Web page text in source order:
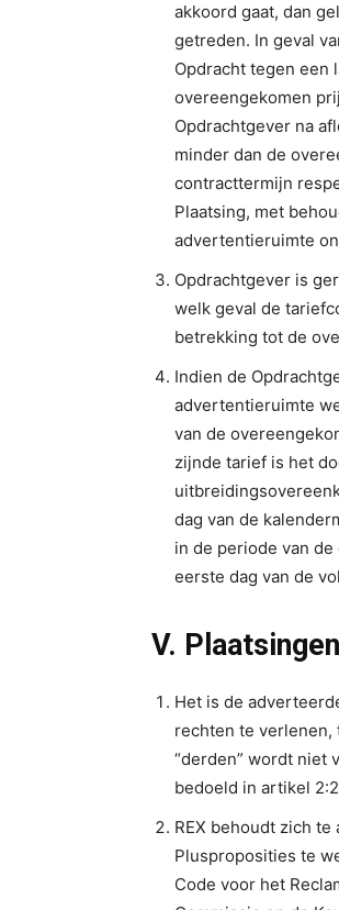
akkoord gaat, dan
getreden. In geval
Opdracht tegen een
overeengekomen
Opdrachtgever na
minder dan de
contracttermijn
Plaatsing, met
advertentieruimte
Opdrachtgever is
welk geval de
betrekking tot de
Indien de
advertentieruimte
van de
zijnde tarief is het
dag van de
in de periode van
eerste dag van de
V. Plaatsingen
Het is de
rechten te verlenen,
“derden” wordt niet
bedoeld in artikel
REX behoudt zich
Plusproposities te
Code voor het